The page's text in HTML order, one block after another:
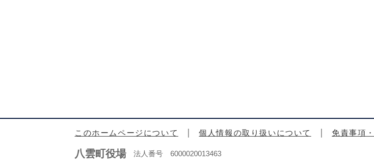
このホームページについて 個人情報の取り扱いについて 免責事項
八雲町役場法人番号 6000020013463